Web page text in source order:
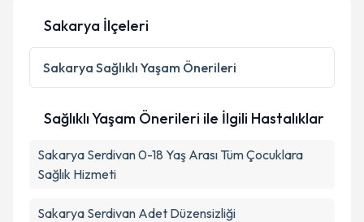
Kişisel verilerimin işlenmesine ilişkin
Metni'ni okudum ve kişisel verilerimin belirtilen
Sakarya İlçeleri
Sakarya Sağlıklı Yaşam Önerileri
Sağlıklı Yaşam Önerileri ile İlgili Hastalıklar
Sakarya Serdivan 0-18 Yaş Arası Tüm Çocuklara
Sağlık Hizmeti
Sakarya Serdivan Adet Düzensizliği